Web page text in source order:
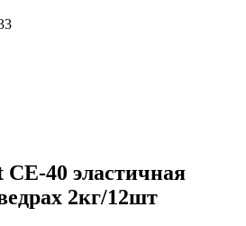
40 эластичная
2кг/12шт